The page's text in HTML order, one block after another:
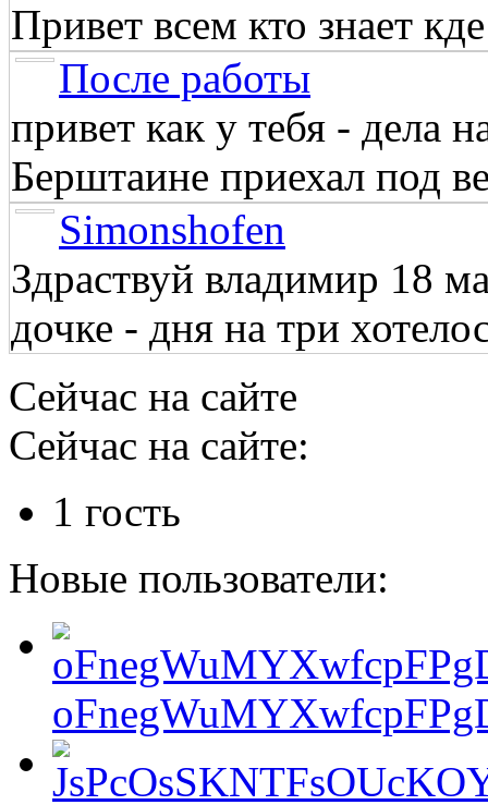
Привет всем кто знает
После работы
привет как у тебя - дела
Берштаине приехал под
Simonshofen
Здраствуй владимир 18
дочке - дня на три
Сейчас на сайте
Сейчас на сайте:
1 гость
Новые пользователи: